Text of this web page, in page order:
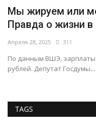
Мы жируем или
Правда о жизни в
Апреля 28, 2025 311
По данным ВШЭ, зарплаты
рублей. Депутат Госдумы...
TAGS